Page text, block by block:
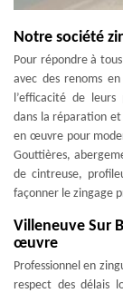
Notre société
Pour répondre à
avec des renoms
l’efficacité de
dans la réparation
en œuvre pour
Gouttières,
de cintreuse,
façonner le zingage
Villeneuve Sur
œuvre
Professionnel en
respect des délais